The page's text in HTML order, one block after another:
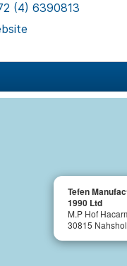
(4) 6390813
Tefen
1990 Ltd
M.P Hof
30815